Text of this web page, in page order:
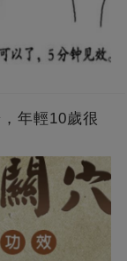
年輕10歲很